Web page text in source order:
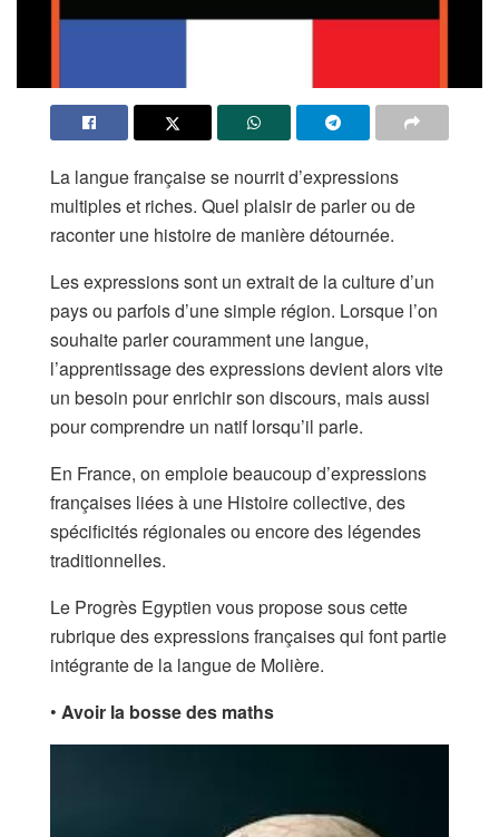
La langue française se nourrit d’expressions
multiples et riches. Quel plaisir de parler ou de
raconter une histoire de manière détournée.
Les expressions sont un extrait de la culture d’un
pays ou parfois d’une simple région. Lorsque l’on
souhaite parler couramment une langue,
l’apprentissage des expressions devient alors vite
un besoin pour enrichir son discours, mais aussi
pour comprendre un natif lorsqu’il parle.
En France, on emploie beaucoup d’expressions
françaises liées à une Histoire collective, des
spécificités régionales ou encore des légendes
traditionnelles.
Le Progrès Egyptien vous propose sous cette
rubrique des expressions françaises qui font partie
intégrante de la langue de Molière.
• Avoir la bosse des maths